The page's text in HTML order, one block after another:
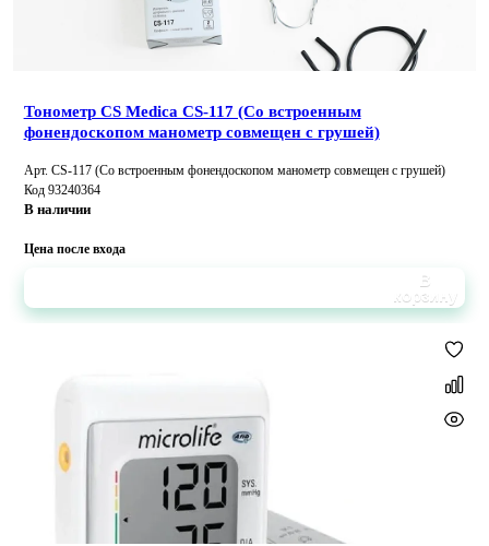
Тонометр CS Medica CS-117 (Со встроенным
фонендоскопом манометр совмещен с грушей)
Арт. CS-117 (Со встроенным фонендоскопом манометр совмещен с грушей)
Код 93240364
В наличии
Цена после входа
В
корзину